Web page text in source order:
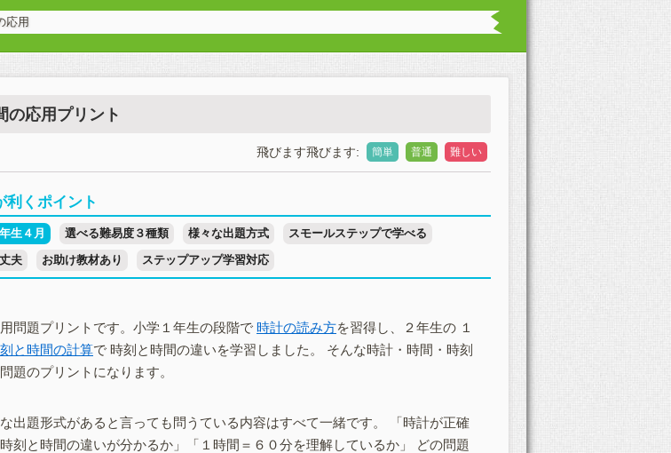
の応用プリント
難しい
普通
簡単
飛びます飛びます:
利くポイント
生４月 選べる難易度３種類 様々な出題方式
スモールステップで学べる
夫
お助け教材あり ステップアップ学習対応
問題プリントです。小学１年生の段階で 時計の読み方を習得し、２年生の １
と時間の計算で 時刻と時間の違いを学習しました。 そんな時計・時間・時刻
題のプリントになります。
出題形式があると言っても問うている内容はすべて一緒です。 「時計が正確
刻と時間の違いが分かるか」「１時間＝６０分を理解しているか」 どの問題
応用